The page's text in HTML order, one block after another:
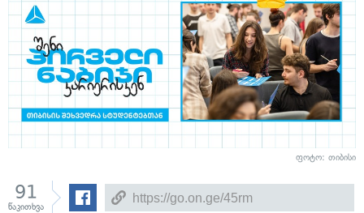
ფოტო: თიბისი
91
წაკითხვა